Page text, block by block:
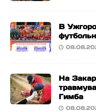
В
На
Гимба